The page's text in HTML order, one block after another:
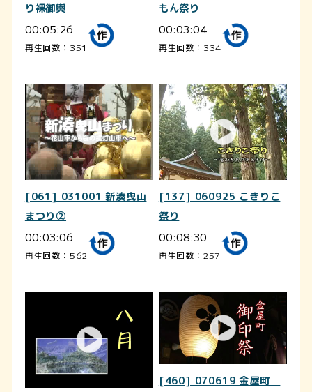
り裸御輿
00:05:26
再生回数：351
もん祭り
00:03:04
再生回数：334
[061] 031001 新湊曳山
まつり②
00:03:06
再生回数：562
[137] 060925 こきりこ
祭り
00:08:30
再生回数：257
[460] 070619 金屋町